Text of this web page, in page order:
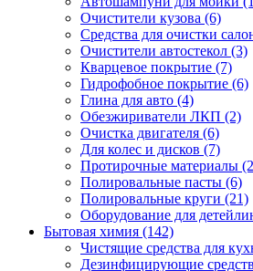
Очистители кузова (6)
Средства для очистки
Очистители автостекол (3)
Кварцевое покрытие (7)
Гидрофобное покрытие (6)
Глина для авто (4)
Обезжириватели ЛКП (2)
Очистка двигателя (6)
Для колес и дисков (7)
Протирочные материалы
Полировальные пасты (6)
Полировальные круги (21)
Оборудование для
Бытовая химия (142)
Чистящие средства для
Дезинфицирующие